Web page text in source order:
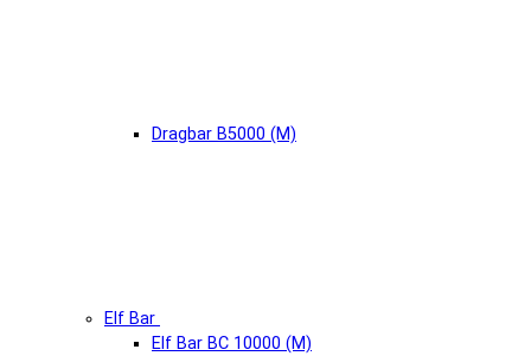
Dragbar B5000 (М)
Elf Bar
Elf Bar BC 10000 (М)